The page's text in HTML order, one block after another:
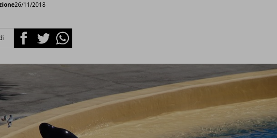
26/11/2018
FacebookTwitterWhatsapp